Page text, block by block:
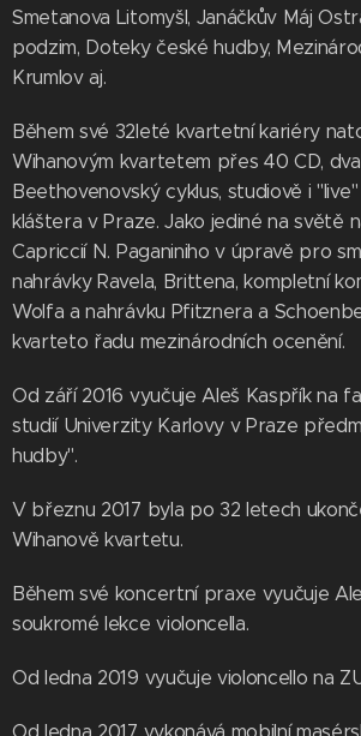
Smetanova Litomyšl, Janáčkův Máj
podzim, Doteky české hudby,
Krumlov aj.
Během své 32leté kvartetní kariéry
Wihanovým kvartetem přes 40 CD,
Beethovenovský cyklus, studiově i
kláštera v Praze. Jako jediné na světě
Capriccií N. Paganiniho v úpravě pro
nahrávky Ravela, Brittena, kompletní
Wolfa a nahrávku Pfitznera a
kvarteto řadu mezinárodních ocenění.
Od září 2016 vyučuje Aleš Kaspřík na
studií Univerzity Karlovy v Praze
hudby".
V březnu 2017 byla po 32 letech
Wihanově kvartetu.
Během své koncertní praxe vyučuje
soukromé lekce violoncella.
Od ledna 2019 vyučuje violoncello na